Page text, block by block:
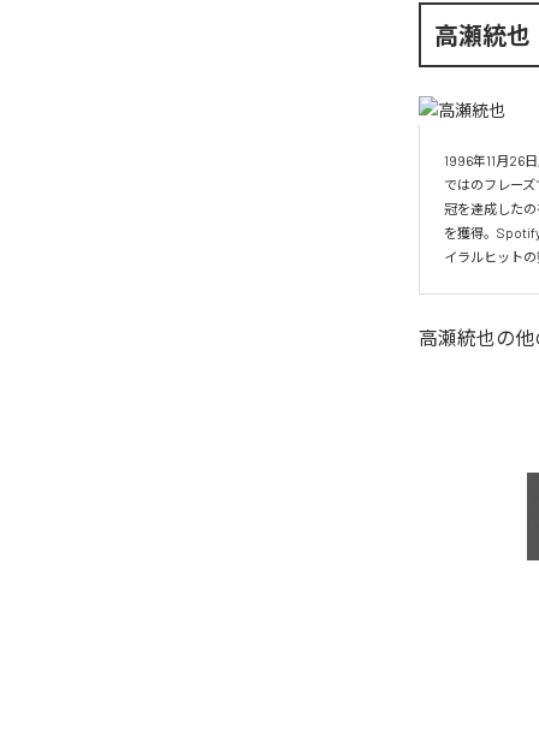
高瀬統也
1996年11月26
ではのフレー
冠を達成した
を獲得。
イラルヒット
高瀬統也の他